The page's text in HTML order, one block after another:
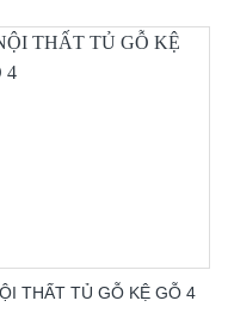
THẤT TỦ GỖ KỆ GỖ 4